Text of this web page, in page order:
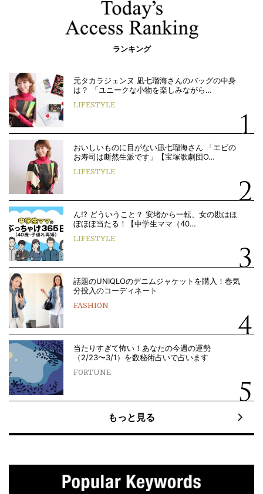
ランキング
元タカラジェンヌ 凪七瑠海さんのバッグの中身
は？ 「ユニークな小物を楽しみながら…
LIFESTYLE
おいしいものに目がない凪七瑠海さん 「エビの
お寿司は断然生派です」【宝塚歌劇団O…
LIFESTYLE
ん!? どういうこと？ 安堵から一転、女の勘はほ
ぼほぼ当たる！【中学生ママ（40…
LIFESTYLE
話題のUNIQLOのデニムジャケットを購入！春気
分投入のコーディネート
FASHION
当たりすぎて怖い！あなたの今週の運勢
（2/23〜3/1）を数秘術占いで占います
FORTUNE
もっと見る